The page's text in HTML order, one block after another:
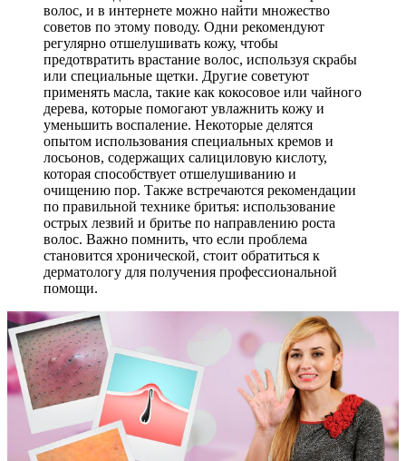
волос, и в интернете можно найти множество
советов по этому поводу. Одни рекомендуют
регулярно отшелушивать кожу, чтобы
предотвратить врастание волос, используя скрабы
или специальные щетки. Другие советуют
применять масла, такие как кокосовое или чайного
дерева, которые помогают увлажнить кожу и
уменьшить воспаление. Некоторые делятся
опытом использования специальных кремов и
лосьонов, содержащих салициловую кислоту,
которая способствует отшелушиванию и
очищению пор. Также встречаются рекомендации
по правильной технике бритья: использование
острых лезвий и бритье по направлению роста
волос. Важно помнить, что если проблема
становится хронической, стоит обратиться к
дерматологу для получения профессиональной
помощи.